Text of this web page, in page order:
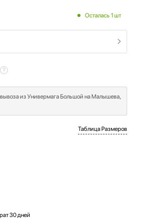
Осталась 1 шт
из Универмага Большой на Малышева,
Таблица Размеров
30 дней